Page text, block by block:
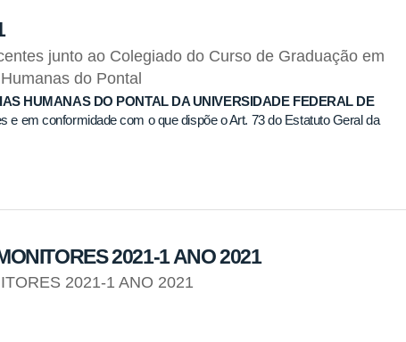
junto ao Colegiado do Curso de Graduação em
do Pontal
HUMANAS DO PONTAL DA UNIVERSIDADE FEDERAL DE
e em conformidade com o que dispõe o Art. 73 do Estatuto Geral da
2021-1 ANO 2021
2021-1 ANO 2021